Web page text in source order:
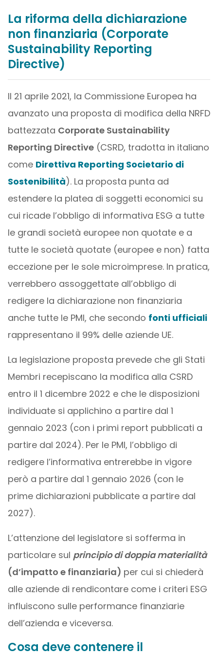
La riforma della dichiarazione
non finanziaria (Corporate
Sustainability Reporting
Directive)
Il 21 aprile 2021, la Commissione Europea ha
avanzato una proposta di modifica della NRFD
battezzata Corporate Sustainability
Reporting Directive(CSRD, tradotta in italiano
come Direttiva Reporting Societario di
Sostenibilità). La proposta punta ad
estendere la platea di soggetti economici su
cui ricade l’obbligo di informativa ESG a tutte
le grandi società europee non quotate e a
tutte le società quotate (europee e non) fatta
eccezione per le sole microimprese. In pratica,
verrebbero assoggettate all’obbligo di
redigere la dichiarazione non finanziaria
anche tutte le PMI, che secondo fonti ufficiali
rappresentano il 99% delle aziende UE.
La legislazione proposta prevede che gli Stati
Membri recepiscano la modifica alla CSRD
entro il 1 dicembre 2022 e che le disposizioni
individuate si applichino a partire dal 1
gennaio 2023 (con i primi report pubblicati a
partire dal 2024). Per le PMI, l’obbligo di
redigere l’informativa entrerebbe in vigore
però a partire dal 1 gennaio 2026 (con le
prime dichiarazioni pubblicate a partire dal
2027).
L’attenzione del legislatore si sofferma in
particolare sul principio di doppia materialità
(d’impatto e finanziaria) per cui si chiederà
alle aziende di rendicontare come i criteri ESG
influiscono sulle performance finanziarie
dell’azienda e viceversa.
Cosa deve contenere il